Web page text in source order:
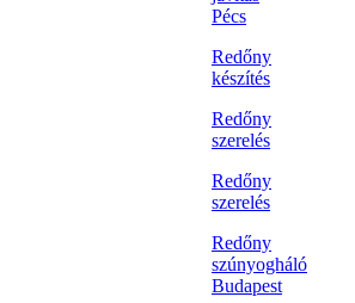
Pécs
Redőny
készítés
Redőny
szerelés
Redőny
szerelés
Redőny
szúnyogháló
Budapest